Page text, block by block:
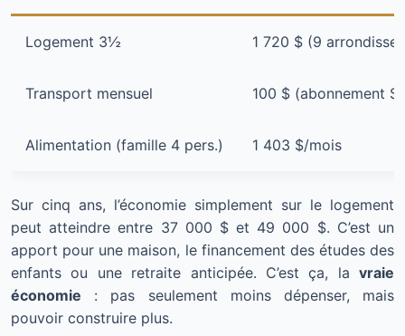
Logement 3½ 1 720 $ (9
Transport mensuel 100 $ (abonnement
Alimentation (famille 4 pers.) 1 403 $/mois
Sur cinq ans, l’économie simplement sur le logement
peut atteindre entre 37 000 $ et 49 000 $. C’est un
apport pour une maison, le financement des études des
enfants ou une retraite anticipée. C’est ça, la vraie
économie : pas seulement moins dépenser, mais
pouvoir construire plus.